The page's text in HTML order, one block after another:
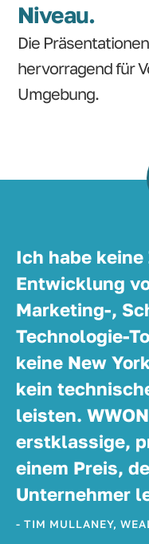
Niveau.
Die
hervorragend für
Umgebung.
Ich habe
Entwicklung
Marketing-,
Technologie-
keine New
kein
leisten.
erstklassige,
einem Preis,
Unternehmer
- TIM MULLANEY,